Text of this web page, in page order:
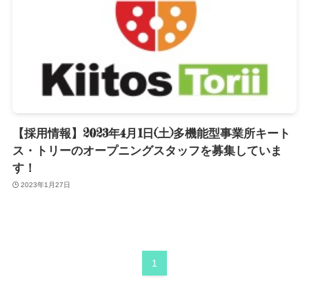
【採用情報】2023年4月1日(土)多機能型事業所キート
ス・トリーのオープニングスタッフを募集していま
す！
2023年1月27日
1